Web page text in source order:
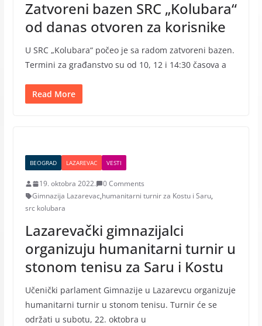
Zatvoreni bazen SRC „Kolubara“
od danas otvoren za korisnike
U SRC „Kolubara“ počeo je sa radom zatvoreni bazen.
Termini za građanstvo su od 10, 12 i 14:30 časova a
Read More
BEOGRAD LAZAREVAC VESTI
19. oktobra 2022.
0 Comments
Gimnazija Lazarevac,humanitarni turnir za Kostu i Saru,
src kolubara
Lazarevački gimnazijalci
organizuju humanitarni turnir u
stonom tenisu za Saru i Kostu
Učenički parlament Gimnazije u Lazarevcu organizuje
humanitarni turnir u stonom tenisu. Turnir će se
održati u subotu, 22. oktobra u